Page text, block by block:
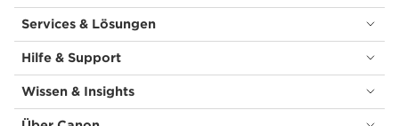
Services & Lösungen
Hilfe & Support
Wissen & Insights